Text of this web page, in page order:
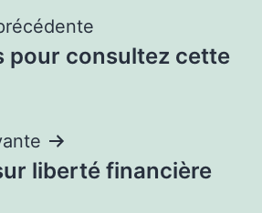
pour consultez cette
liberté financière